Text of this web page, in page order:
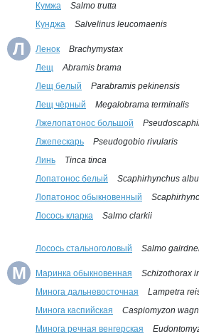
Кумжа
Salmo trutta
Кунджа
Salvelinus leucomaenis
Л Ленок
Brachymystax
Лещ
Abramis brama
Лещ белый
Parabramis pekinensis
Лещ чёрный
Megalobrama terminalis
Лжелопатонос большой
Лжепескарь
Pseudogobio rivularis
Линь
Tinca tinca
Лопатонос белый
Scaphirhynchus
Лопатонос обыкновенный
Лосось кларка
Salmo clarkii
Лосось стальноголовый Salmo
М Маринка обыкновенная
Schizothorax
Минога дальневосточная
Lampetra
Минога каспийская
Caspiomyzon
Минога речная венгерская